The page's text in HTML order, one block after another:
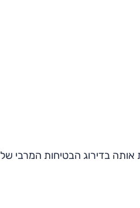
בדירוג הבטיחות המרבי של